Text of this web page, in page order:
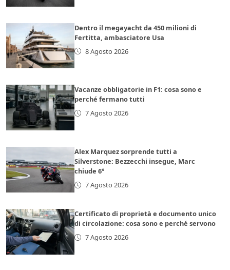
Dentro il megayacht da 450 milioni di
Fertitta, ambasciatore Usa
8 Agosto 2026
Vacanze obbligatorie in F1: cosa sono e
perché fermano tutti
7 Agosto 2026
Alex Marquez sorprende tutti a
Silverstone: Bezzecchi insegue, Marc
chiude 6°
7 Agosto 2026
Certificato di proprietà e documento unico
di circolazione: cosa sono e perché servono
7 Agosto 2026